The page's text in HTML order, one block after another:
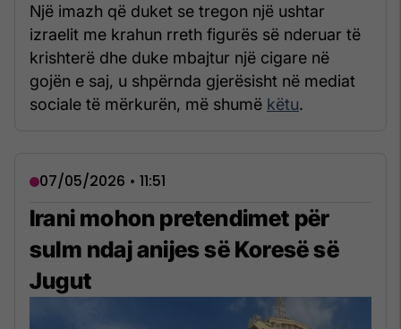
Një imazh që duket se tregon një ushtar
izraelit me krahun rreth figurës së nderuar të
krishterë dhe duke mbajtur një cigare në
gojën e saj, u shpërnda gjerësisht në mediat
sociale të mërkurën, më shumë këtu.
07/05/2026 • 11:51
Irani mohon pretendimet për
sulm ndaj anijes së Koresë së
Jugut